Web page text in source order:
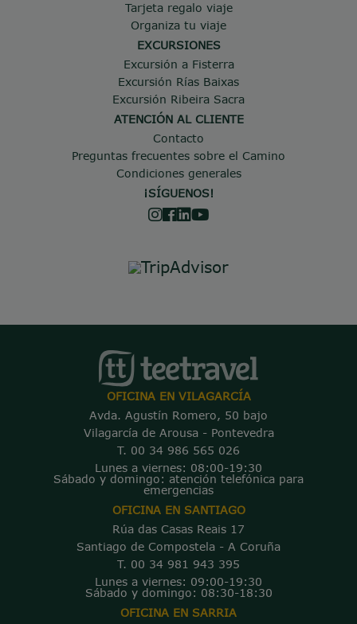
Tarjeta regalo viaje
Organiza tu viaje
EXCURSIONES
Excursión a Fisterra
Excursión Rías Baixas
Excursión Ribeira Sacra
ATENCIÓN AL CLIENTE
Contacto
Preguntas frecuentes sobre el Camino
Condiciones generales
¡SÍGUENOS!
OFICINA EN VILAGARCÍA
Avda. Agustín Romero, 50 bajo
Vilagarcía de Arousa - Pontevedra
T. 00 34 986 565 026
Lunes a viernes: 08:00-19:30
Sábado y domingo: atención telefónica para
emergencias
OFICINA EN SANTIAGO
Rúa das Casas Reais 17
Santiago de Compostela - A Coruña
T. 00 34 981 943 395
Lunes a viernes: 09:00-19:30
Sábado y domingo: 08:30-18:30
OFICINA EN SARRIA